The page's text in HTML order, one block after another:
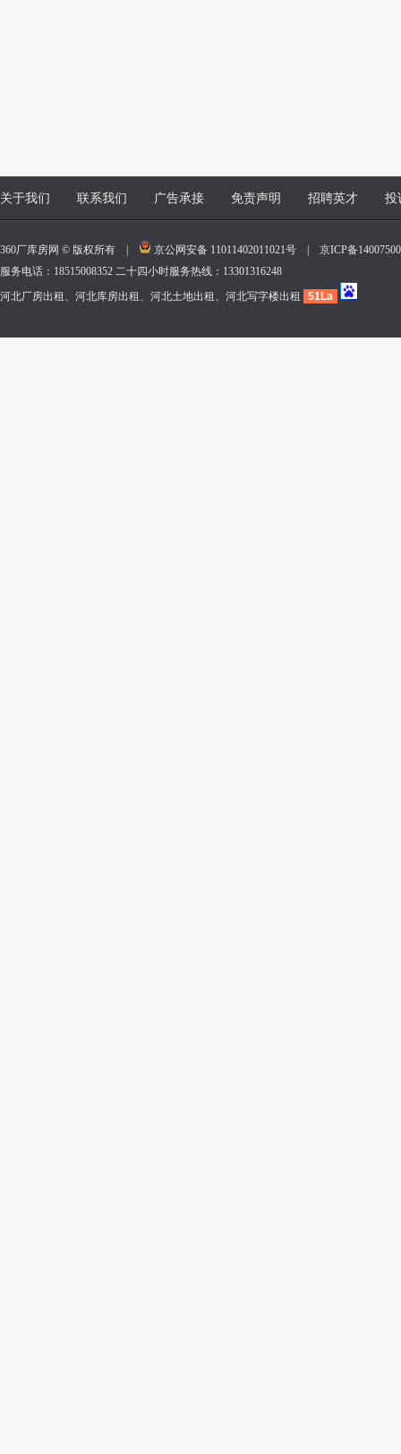
关于我们 联系我们 广告承接 免责声明 招聘英才 投
360厂库房网 © 版权所有 | 京公网安备 11011402011021号
京ICP备
服务电话：18515008352 二十四小时服务热线：13301316248
河北厂房出租、河北库房出租、河北土地出租、河北写字楼出租
51La